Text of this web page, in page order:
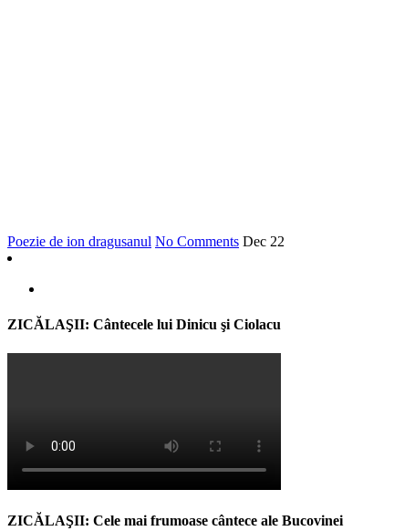
Poezie de ion dragusanul No Comments Dec 22
ZICĂLAŞII: Cântecele lui Dinicu şi Ciolacu
ZICĂLAŞII: Cele mai frumoase cântece ale Bucovinei